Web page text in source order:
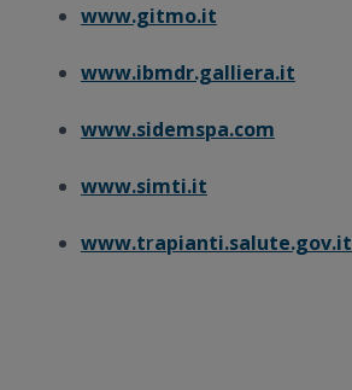
www.gitmo.it
www.ibmdr.galliera.it
www.sidemspa.com
www.simti.it
www.trapianti.salute.gov.it